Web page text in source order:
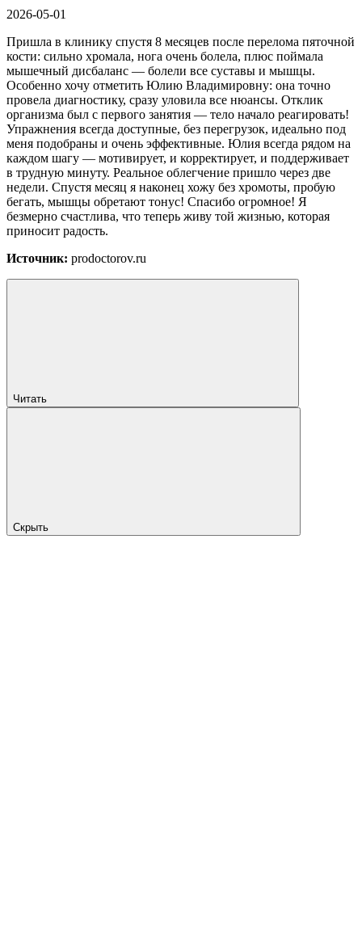
2026-05-01
Пришла в клинику спустя 8 месяцев после перелома пяточной
кости: сильно хромала, нога очень болела, плюс поймала
мышечный дисбаланс — болели все суставы и мышцы.
Особенно хочу отметить Юлию Владимировну: она точно
провела диагностику, сразу уловила все нюансы. Отклик
организма был с первого занятия — тело начало реагировать!
Упражнения всегда доступные, без перегрузок, идеально под
меня подобраны и очень эффективные. Юлия всегда рядом на
каждом шагу — мотивирует, и корректирует, и поддерживает
в трудную минуту. Реальное облегчение пришло через две
недели. Спустя месяц я наконец хожу без хромоты, пробую
бегать, мышцы обретают тонус! Спасибо огромное! Я
безмерно счастлива, что теперь живу той жизнью, которая
приносит радость.
Источник: prodoctorov.ru
Читать
Скрыть